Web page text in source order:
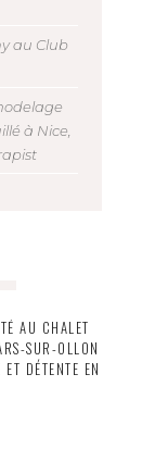
au Club
à Nice,
AU CHALET
SUR-OLLON
DÉTENTE EN